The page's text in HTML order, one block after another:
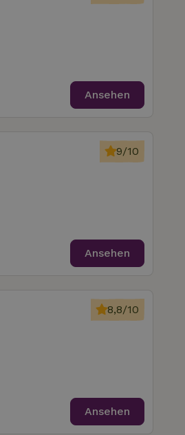
Ansehen
9/10
Ansehen
8,8/10
Ansehen